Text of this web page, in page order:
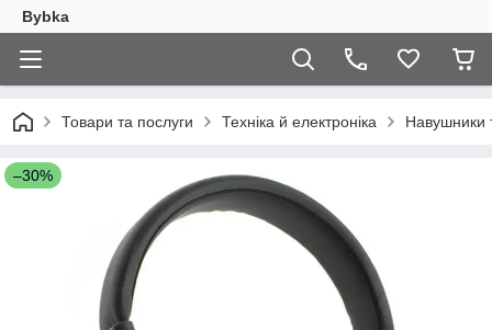
Bybka
Товари та послуги Техніка й електроніка Навушники
–30%